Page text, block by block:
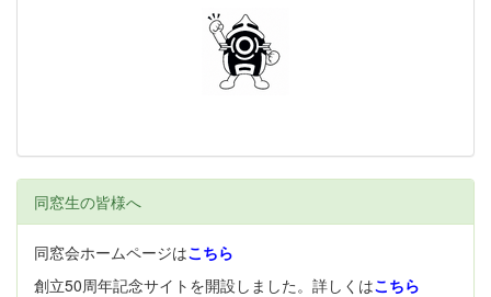
同窓生の皆様へ
同窓会ホームページはこちら
創立50周年記念サイトを開設しました。詳しくはこちら